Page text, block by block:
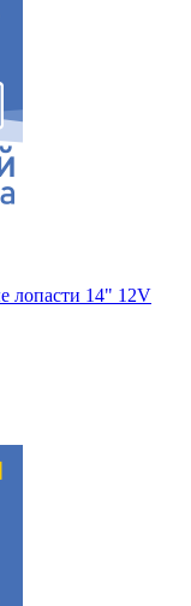
лопасти 14" 12V